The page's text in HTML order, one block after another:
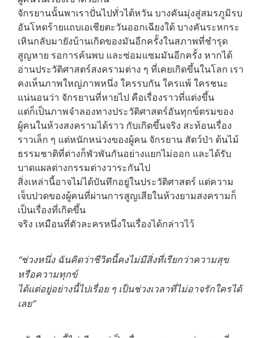
จักรยานนั้นพาเราปั่นไปทั่วไต้หวันบางคันมุ่งสู่สมรภูมิรบ
อันโหดร้ายแถบเอเชียตะวันออกเฉียงใต้บางคันระหกระ
เหินกลับมายังบ้านเกิดของมันอีกครั้งในสภาพที่ชำรุด
สูญหาย รอการค้นพบ และซ่อมแซมมันอีกครั้ง หากได้
อ่านประวัติศาสตร์สงครามต่าง ๆ ที่เคยเกิดขึ้นในโลก เรา
คงเห็นภาพใหญ่ภาพหนึ่ง ใครรบกัน ใครแพ้ ใครชนะ
แน่นอนว่า จักรยานที่หายไป คือเรื่องราวที่แต่งขึ้น
แต่ก็เป็นภาพจำลองทางประวัติศาสตร์อันทุกข์ตรมของ
ผู้คนในห้วงสงครามได้ราว กับเกิดขึ้นจริง สะท้อนเรื่อง
ราวเล็ก ๆ แต่หนักหน่วงของผู้คน จักรยาน สัตว์ป่า ต้นไม้
ธรรมชาติที่ต่างก็พัวพันกันอย่างแยกไม่ออก และได้รับ
บาดแผลต่างกรรมต่างวาระกันไป
สิ่งเหล่านี้อาจไม่ได้บันทึกอยู่ในประวัติศาสตร์ แต่ความ
เจ็บปวดของผู้คนที่ผ่านการสูญเสียในห้วงยามสงครามก็
เป็นเรื่องที่เกิดขึ้น
จริง เหมือนที่ตัวละครหนึ่งในเรื่องได้กล่าวไว้
“ช่วงหนึ่ง ฉันคิดว่าชีวิตนี้คงไม่มีสิ่งที่เรียกว่าความสุข
หรือความทุกข์
ได้แต่อยู่อย่างนี้ไปเรื่อย ๆ เป็นช่วงเวลาที่ไม่อาจรักใครได้
เลย”